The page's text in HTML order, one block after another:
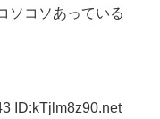
ソコソあっている
ID:kTjlm8z90.net